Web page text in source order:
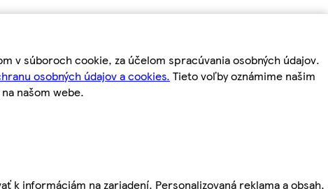
v súboroch cookie, za účelom spracúvania osobných údajov.
osobných údajov a cookies. Tieto voľby oznámime našim
našom webe.
informáciám na zariadení. Personalizovaná reklama a obsah,